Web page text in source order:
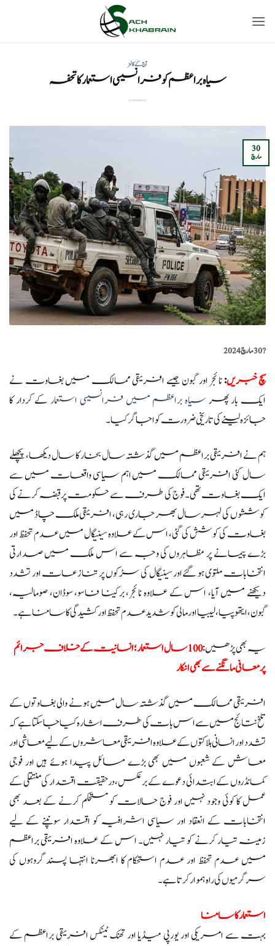
آج کے کالمز
سیاہ براعظم کو فرانسیسی استعمار کا تحفہ
30
مارچ
?️30 مارچ 2024
سچ خبریں:نائجر اور گبون جیسے افریقی ممالک میں بغاوت نے
ایک بار پھرسیاہ براعظم میں فرانسیسی استعمارکے کردار کا
جائزہ لینے کی تاریخی ضرورت کو اجاگر کیا۔
ہم نے افریقی براعظم میں گذشتہ سال بخار کا سال دیکھا، پچھلے
سال کئی افریقی ممالک میں اہم سیاسی واقعات میں سے
ایک بغاوت تھی۔ فوج کی طرف سے حکومت پر قبضہ کرنے کی
کوششوں کی لہر سال بھر جاری رہی، افریقی ملک چاڈ میں
بغاوت کی کوشش کی گئی، اس کے علاوہ سینیگال میں عدم تحفظ اور
بڑے پیمانے پر مظاہروں کی وجہ سے اس ملک میں صدارتی
انتخابات ملتوی ہو گئےاور سینیگال کی سڑکوں پر تنازعات اور تشدد
دیکھنے میں آیا، اس کے علاوہ نائجر، برکینا فاسو، سوڈان، صومالیہ،
گبون، ایتھوپیا، لیبیا اور مالی کو شدید عدم تحفظ اور کشیدگی کا سامنا ہے۔
یہ بھی پڑھیں:
100سال استعمار ؛ انسانیت کے خلاف جرائم
پر معافی مانگنے سے بھی انکار
افریقی ممالک میں گذشتہ سال میں ہونے والی بغاوتوں کے
تلخ نتائج میں سے اس بات کی طرف اشارہ کیا جا سکتا ہے کہ
تشدد اور انسانی ہلاکتوں کے علاوہ افریقی معاشروں کے لیے معاشی اور
معاش کے شعبوں میں بھی بڑے مسائل پیدا ہوئے ہیں اور فوجی
کمانڈروں کے ابتدائی دعوے کے برعکس، درحقیقت اقتدار کی منتقلی کے
عمل کا کوئی وجود نہیں اور فوج حالات کو مستحکم کرنے کے بعد بھی
انتخابات کے انعقاد اور سیاسی اشرافیہ کو اقتدار سونپنے کے لیے
زمینہ تیار کرنے کو تیار نہیں۔ اس کے علاوہ افریقی براعظم
میں عدم تحفظ اور عدم استحکام کا ابھرنا انتہا پسند گروہوں کی
سرگرمیوں کی راہ ہموار کرتا ہے۔
استعمار کا سامنا
بہت سے امریکی اور یورپی میڈیا اور تھنک ٹینکس افریقی براعظم کے